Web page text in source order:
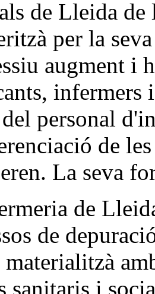
de Lleida de
per la
augment i
personal
de
La seva
de
de
materialitzà
sanitaris i